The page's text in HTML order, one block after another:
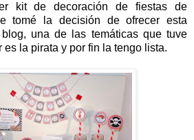
kit de decoración de fiestas de
tomé la decisión de ofrecer esta
una de las temáticas que tuve
la pirata y por fin la tengo lista.